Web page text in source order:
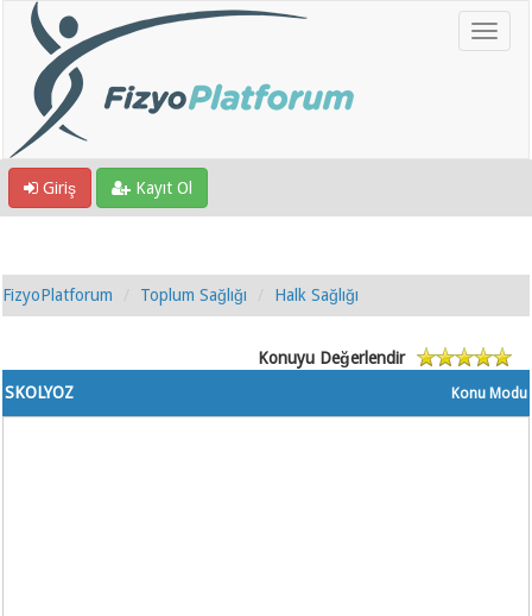
Giriş Kayıt Ol
FizyoPlatforum Toplum Sağlığı Halk Sağlığı
Konuyu Değerlendir
Konu Modu
SKOLYOZ